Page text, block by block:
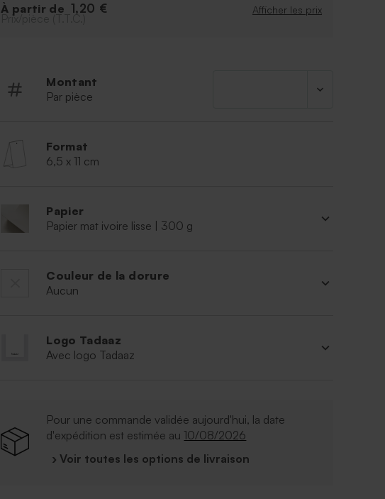
À partir de 1,20 € Afficher les prix
Prix/pièce (T.T.C.)
Montant
Par pièce
Format
6,5 x 11 cm
Papier
Papier mat ivoire lisse | 300 g
Couleur de la dorure
Aucun
Logo Tadaaz
Avec logo Tadaaz
Pour une commande validée aujourd'hui, la date
d'expédition est estimée au 10/08/2026
› Voir toutes les options de livraison